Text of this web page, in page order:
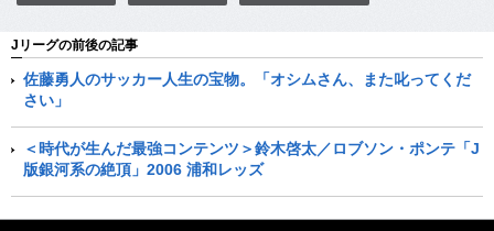
Jリーグの前後の記事
佐藤勇人のサッカー人生の宝物。「オシムさん、また叱ってくだ
さい」
＜時代が生んだ最強コンテンツ＞鈴木啓太／ロブソン・ポンテ「J
版銀河系の絶頂」2006 浦和レッズ